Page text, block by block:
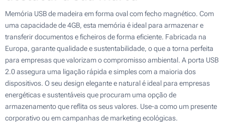
Memória USB de madeira em forma oval com fecho magnético. Com
uma capacidade de 4GB, esta memória é ideal para armazenar e
transferir documentos e ficheiros de forma eficiente. Fabricada na
Europa, garante qualidade e sustentabilidade, o que a torna perfeita
para empresas que valorizam o compromisso ambiental. A porta USB
2.0 assegura uma ligação rápida e simples com a maioria dos
dispositivos. O seu design elegante e natural é ideal para empresas
energéticas e sustentáveis que procuram uma opção de
armazenamento que reflita os seus valores. Use-a como um presente
corporativo ou em campanhas de marketing ecológicas.